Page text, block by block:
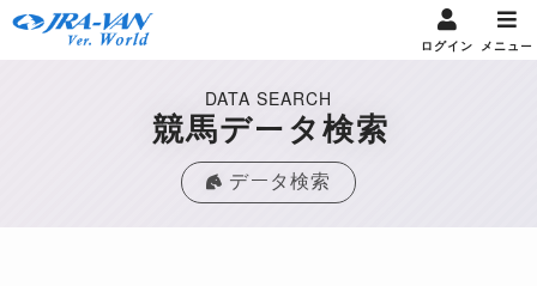
ログイン メニュー
DATA SEARCH
競馬データ検索
データ検索